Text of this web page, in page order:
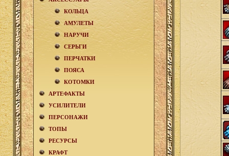
КОЛЬЦА
АМУЛЕТЫ
НАРУЧИ
СЕРЬГИ
ПЕРЧАТКИ
ПОЯСА
КОТОМКИ
АРТЕФАКТЫ
УСИЛИТЕЛИ
ПЕРСОНАЖИ
ТОПЫ
РЕСУРСЫ
КРАФТ